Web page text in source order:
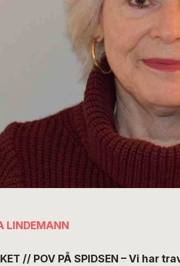
LINDEMANN
// POV PÅ SPIDSEN – Vi har